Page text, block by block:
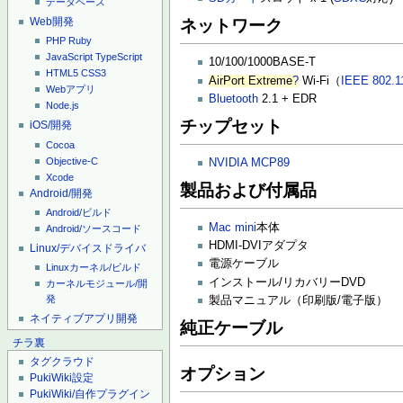
データベース
Web開発
PHP Ruby
JavaScript TypeScript
HTML5 CSS3
Webアプリ
Node.js
iOS/開発
Cocoa
Objective-C
Xcode
Android/開発
Android/ビルド
Android/ソースコード
Linux/デバイスドライバ
Linuxカーネル/ビルド
カーネルモジュール/開
発
ネイティブアプリ開発
チラ裏
タグクラウド
PukiWiki設定
PukiWiki/自作プラグイン
ネットワーク
10/100/1000BASE-T
AirPort Extreme? Wi-Fi（ IEEE
Bluetooth 2.1 + EDR
チップセット
NVIDIA MCP89
製品および付属品
Mac mini本体
HDMI-DVIアダプタ
電源ケーブル
インストール/リカバリーDVD
製品マニュアル（印刷版/電子版）
純正ケーブル
オプション